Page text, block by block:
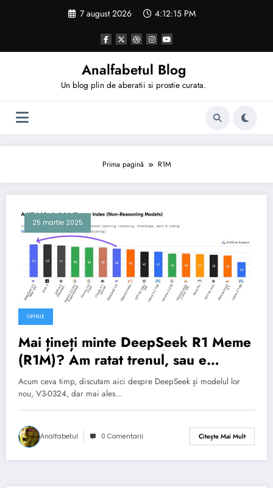
7 august 2026 4:12:15 PM
Analfabetul Blog
Un blog plin de aberatii si prostie curata.
Prima pagină R1M
25 martie 2025
OPINIE
Mai țineți minte DeepSeek R1 Meme
(R1M)? Am ratat trenul, sau e
momentul să ne urcăm? + O palmă
Chinezească peste fața Vestului?
Acum ceva timp, discutam aici despre DeepSeek și modelul lor
nou, V3-0324, dar mai ales…
Analfabetul 0 Comentarii Citește Mai Mult